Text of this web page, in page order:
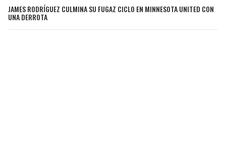
JAMES RODRÍGUEZ CULMINA SU FUGAZ CICLO EN MINNESOTA UNITED CON
UNA DERROTA